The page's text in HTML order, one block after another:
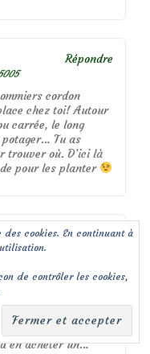
cordon
chez toi! Autour
carrée, le long
potager… Tu as
trouver où. D’ici là
pour les planter
Répondre
tu fais entrer
!
mais je n’ai
acheter un…
Répondre
cookies. En continuant à
de contrôler les cookies,